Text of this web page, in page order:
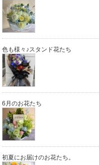
色も様々♪スタンド花たち
6月のお花たち
初夏にお届けのお花たち。